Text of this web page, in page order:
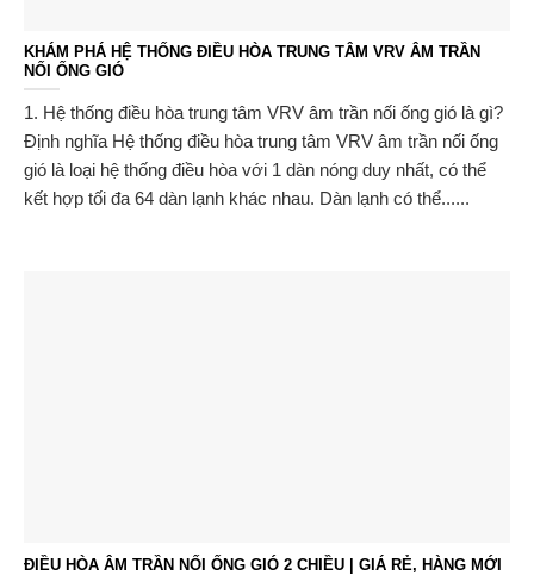
KHÁM PHÁ HỆ THỐNG ĐIỀU HÒA TRUNG TÂM VRV ÂM TRẦN
NỐI ỐNG GIÓ
1. Hệ thống điều hòa trung tâm VRV âm trần nối ống gió là gì?
Định nghĩa Hệ thống điều hòa trung tâm VRV âm trần nối ống
gió là loại hệ thống điều hòa với 1 dàn nóng duy nhất, có thể
kết hợp tối đa 64 dàn lạnh khác nhau. Dàn lạnh có thể......
ĐIỀU HÒA ÂM TRẦN NỐI ỐNG GIÓ 2 CHIỀU | GIÁ RẺ, HÀNG MỚI